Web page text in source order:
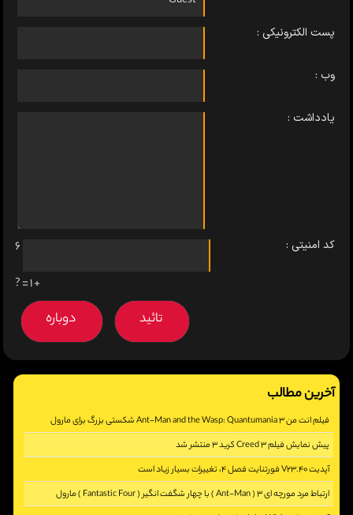
پست الکترونیکی :
وب :
یادداشت :
کد امنیتی :
6
+ 1 = ?
آخرین مطالب
فیلم انت من 3 Ant-Man and the Wasp: Quantumania شکستی بزرگ برای مارول
پیش نمایش فیلم Creed 3 کرید 3 منتشر شد
[2415]آپدیت V23.40 فورتنایت فصل 4، تغییرات بسیار زیاد است
[2974]ارتباط مرد مورچه ای 3 ( Ant-Man ) با چهار شگفت انگیر ( Fantastic Four ) مارول